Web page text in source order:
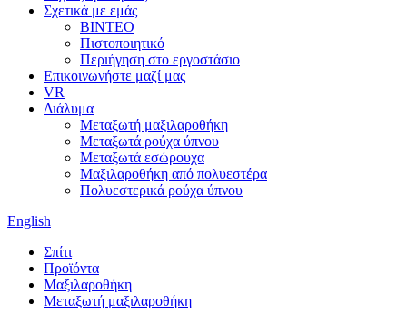
Σχετικά με εμάς
ΒΙΝΤΕΟ
Πιστοποιητικό
Περιήγηση στο εργοστάσιο
Επικοινωνήστε μαζί μας
VR
Διάλυμα
Μεταξωτή μαξιλαροθήκη
Μεταξωτά ρούχα ύπνου
Μεταξωτά εσώρουχα
Μαξιλαροθήκη από πολυεστέρα
Πολυεστερικά ρούχα ύπνου
English
Σπίτι
Προϊόντα
Μαξιλαροθήκη
Μεταξωτή μαξιλαροθήκη